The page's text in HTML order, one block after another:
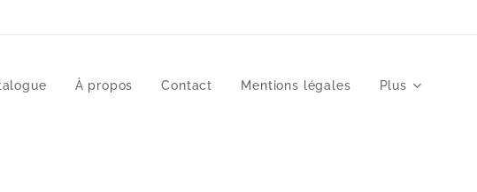
À propos Contact Mentions légales Plus